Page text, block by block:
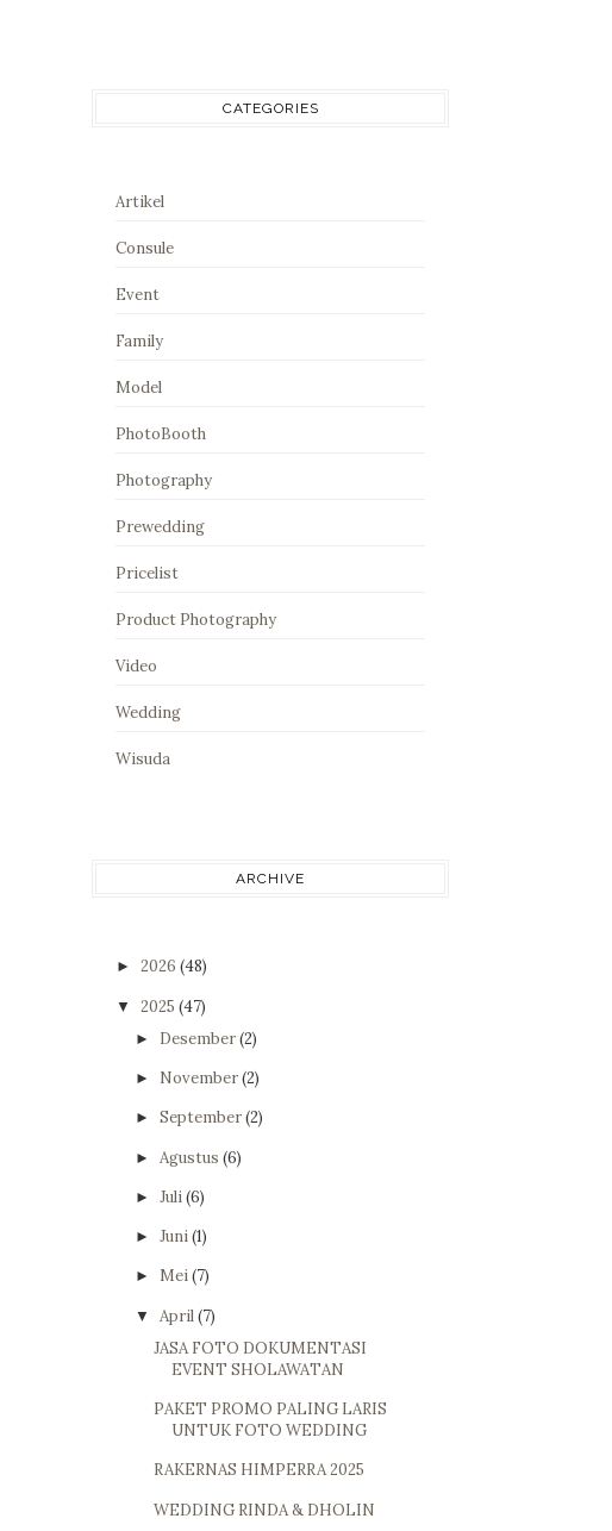
CATEGORIES
Artikel
Consule
Event
Family
Model
PhotoBooth
Photography
Prewedding
Pricelist
Product Photography
Video
Wedding
Wisuda
ARCHIVE
► 2026 (48)
▼ 2025 (47)
► Desember(2)
► November(2)
► September(2)
► Agustus (6)
► Juli(6)
► Juni(1)
► Mei(7)
▼ April(7)
JASA FOTO DOKUMENTASI
EVENT SHOLAWATAN
PAKET PROMO PALING LARIS
UNTUK FOTO WEDDING
RAKERNAS HIMPERRA 2025
WEDDING RINDA & DHOLIN